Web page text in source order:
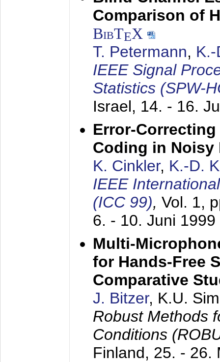
Comparison of
BibTEX
T. Petermann,
IEEE Signal
Statistics (SPW-
Israel, 14. - 16.
Error-
Coding in Noisy
K. Cinkler, K.-D.
IEEE
(ICC 99), Vol. 1,
6. - 10. Juni 1999
Multi-
for Hands-Free
Comparative
J. Bitzer, K.U.
Robust Methods
Conditions
Finland, 25. - 26.